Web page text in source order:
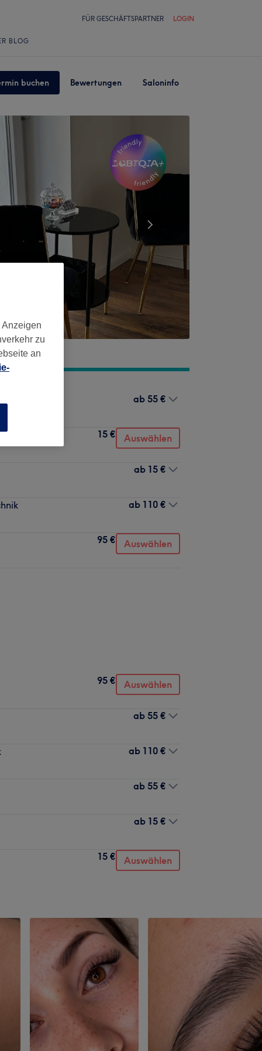
FÜR GESCHÄFTSPARTNER LOGIN
BLOG
buchen Bewertungen Saloninfo
ab 55 €
15 € Auswählen
ab 15 €
ab 110 €
95 € Auswählen
95 € Auswählen
ab 55 €
ab 110 €
ab 55 €
ab 15 €
15 € Auswählen
zu
an